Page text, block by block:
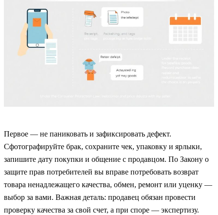
Первое — не паниковать и зафиксировать дефект.
Сфотографируйте брак, сохраните чек, упаковку и ярлыки,
запишите дату покупки и общение с продавцом. По Закону о
защите прав потребителей вы вправе потребовать возврат
товара ненадлежащего качества, обмен, ремонт или уценку —
выбор за вами. Важная деталь: продавец обязан провести
проверку качества за свой счет, а при споре — экспертизу.